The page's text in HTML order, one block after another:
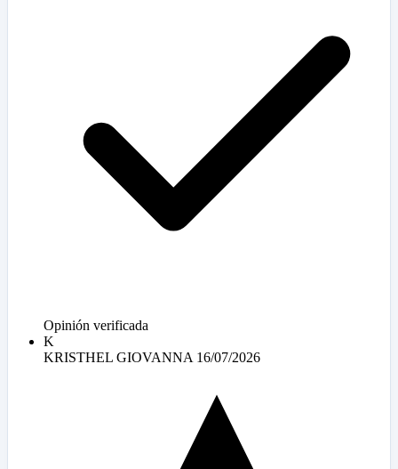
Opinión verificada
K
KRISTHEL GIOVANNA 16/07/2026